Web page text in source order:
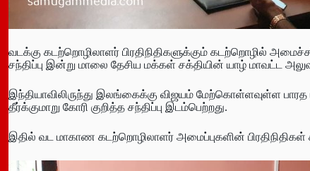
வடக்கு கடற்றொழிலாளர் பிரதிநிதிகளுக்கும் கடற்றொழில்
சந்திப்பு இன்று மாலை தேசிய மக்கள் சக்தியின் யாழ் மாவட்ட
இந்தியாவிலிருந்து இலங்கைக்கு விஜயம் மேற்கொள்ளவுள்ள
தீர்க்குமாறு கோரி குறித்த சந்திப்பு இடம்பெற்றது.
இதில் வட மாகாண கடற்றொழிலாளர் அமைப்புகளின்